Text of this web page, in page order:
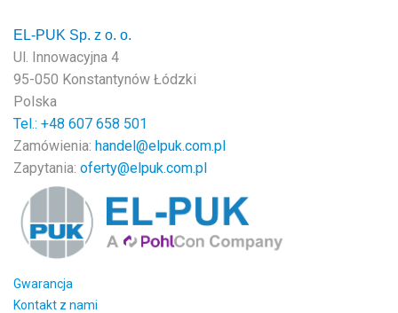
EL-PUK Sp. z o. o.
Ul. Innowacyjna 4
95-050 Konstantynów Łódzki
Polska
Tel.: +48 607 658 501
Zamówienia: handel@elpuk.com.pl
Zapytania: oferty@elpuk.com.pl
Gwarancja
Kontakt z nami